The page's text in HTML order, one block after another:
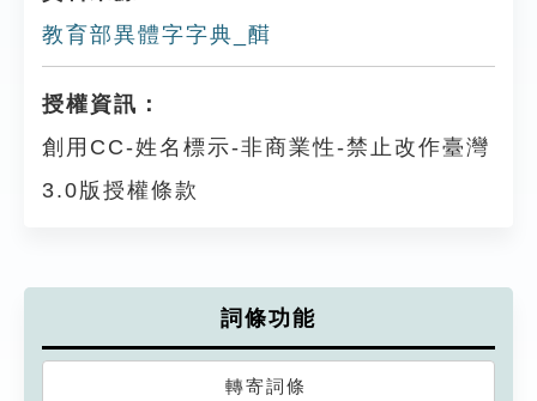
教育部異體字字典_䤊
授權資訊：
創用CC-姓名標示-非商業性-禁止改作臺灣
3.0版授權條款
詞條功能
轉寄詞條